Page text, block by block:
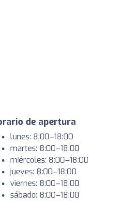
de apertura
lunes: 8:00–18:00
martes: 8:00–18:00
miércoles: 8:00–18:00
jueves: 8:00–18:00
viernes: 8:00–18:00
sábado: 8:00–18:00